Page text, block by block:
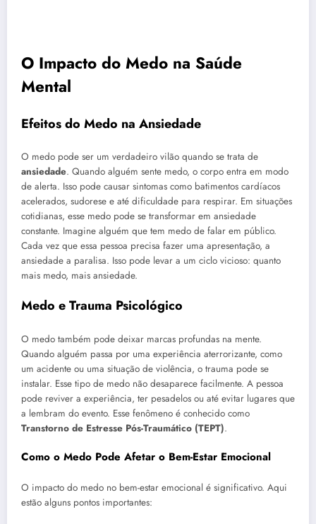
O Impacto do Medo na Saúde
Mental
Efeitos do Medo na Ansiedade
O medo pode ser um verdadeiro vilão quando se trata de
ansiedade. Quando alguém sente medo, o corpo entra em modo
de alerta. Isso pode causar sintomas como batimentos cardíacos
acelerados, sudorese e até dificuldade para respirar. Em situações
cotidianas, esse medo pode se transformar em ansiedade
constante. Imagine alguém que tem medo de falar em público.
Cada vez que essa pessoa precisa fazer uma apresentação, a
ansiedade a paralisa. Isso pode levar a um ciclo vicioso: quanto
mais medo, mais ansiedade.
Medo e Trauma Psicológico
O medo também pode deixar marcas profundas na mente.
Quando alguém passa por uma experiência aterrorizante, como
um acidente ou uma situação de violência, o trauma pode se
instalar. Esse tipo de medo não desaparece facilmente. A pessoa
pode reviver a experiência, ter pesadelos ou até evitar lugares que
a lembram do evento. Esse fenômeno é conhecido como
Transtorno de Estresse Pós-Traumático (TEPT).
Como o Medo Pode Afetar o Bem-Estar Emocional
O impacto do medo no bem-estar emocional é significativo. Aqui
estão alguns pontos importantes: